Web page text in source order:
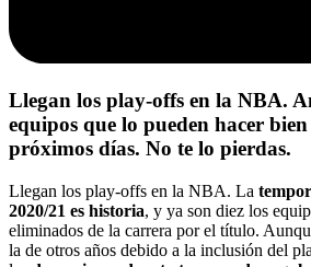
Llegan los play-offs en la NBA.
equipos que lo pueden hacer
próximos días. No te lo pierdas.
Llegan los play-offs en la NBA. La
2020/21 es historia, y ya son diez los
eliminados de la carrera por el título.
la de otros años debido a la inclusión del